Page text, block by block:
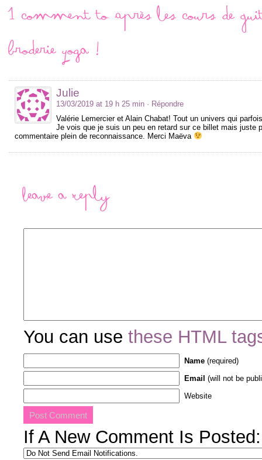
1 comment to Après les cours de
Broderie Yoga !
Julie
13/03/2019 at 19 h 25 min · Répondre
Valérie Lemercier et Alain Chabat! Tout un univers qui
Je vois que je suis un peu en retard sur ce billet mais juste
commentaire plein de reconnaissance. Merci Maëva
Leave a Reply
You can use these HTML
Name (required)
Email (will not be
Website
If A New Comment Is Posted: